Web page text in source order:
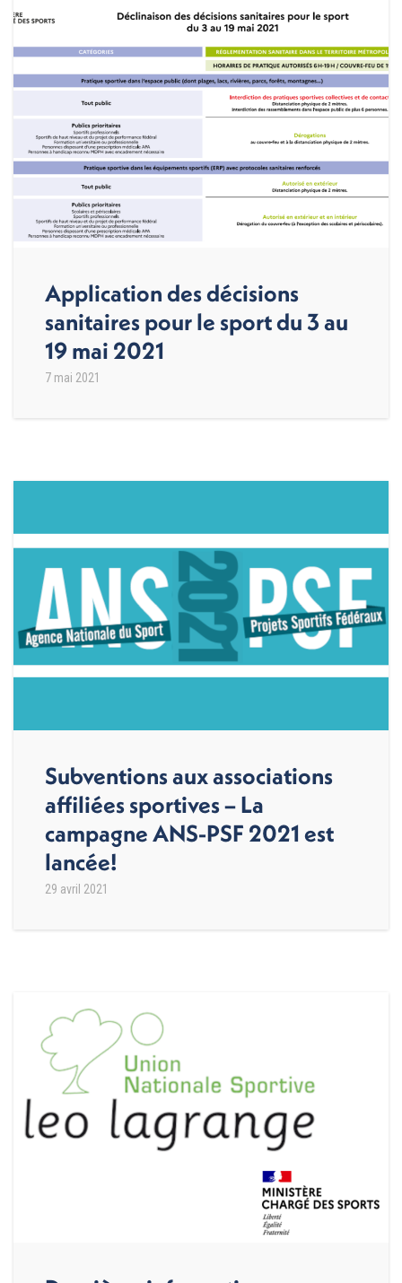
Application des décisions
sanitaires pour le sport du 3 au
19 mai 2021
7 mai 2021
Subventions aux associations
affiliées sportives – La
campagne ANS-PSF 2021 est
lancée!
29 avril 2021